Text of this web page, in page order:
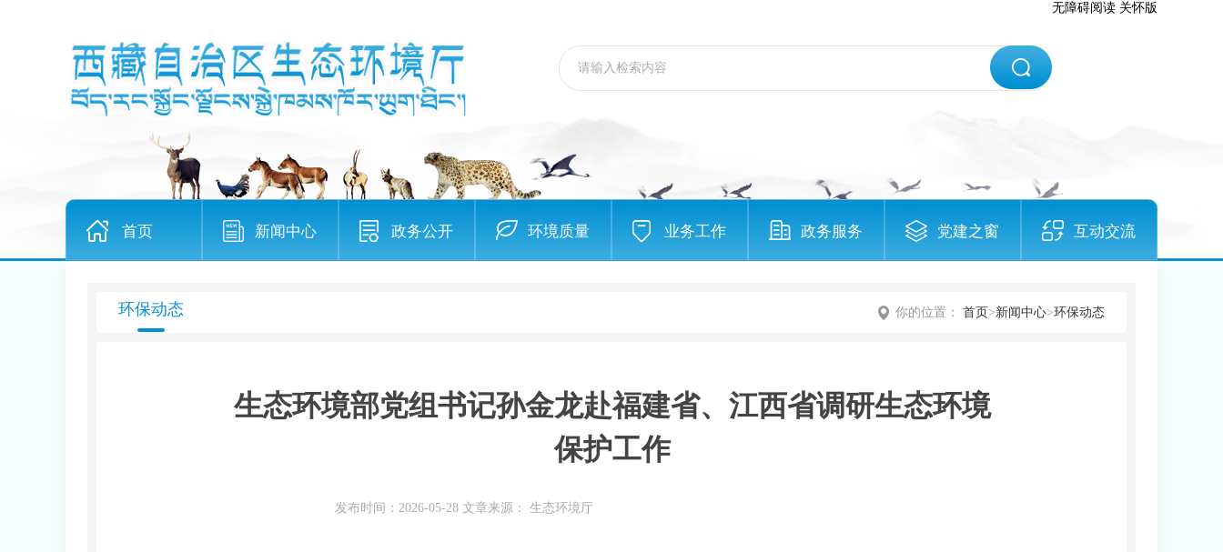
无障碍阅读 关怀版
首页 新闻中心 政务公开 环境质量 业务工作 政务服务 党建之窗 互动交流
环保动态 你的位置： 首页>新闻中心>环保动态
生态环境部党组书记孙金龙赴福建省、江西省调研生态环境
保护工作
发布时间：2026-05-28 文章来源： 生态环境厅